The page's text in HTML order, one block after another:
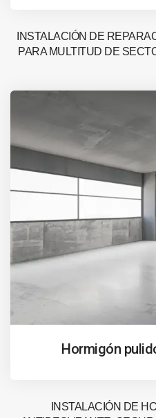
INSTALACIÓN DE
PARA MULTITUD DE
Hormigón
INSTALACIÓN DE